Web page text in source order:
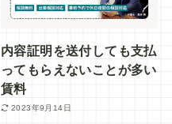
内容証明を送付しても支払
ってもらえないことが多い
賃料
2023年9月14日